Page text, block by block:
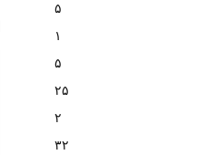
۵
۱
۵
۲۵
۲
۳۲